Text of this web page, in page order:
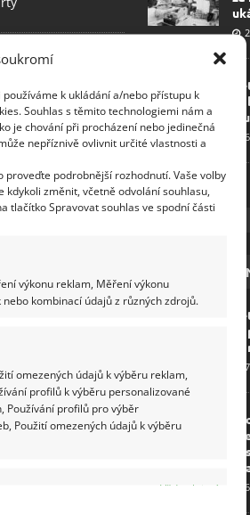
k ukládání a/nebo přístupu k
Souhlas s těmito technologiemi nám a
je chování při procházení nebo jedinečná
nepříznivě ovlivnit určité vlastnosti a
proveďte podrobnější rozhodnutí. Vaše volby
změnit, včetně odvolání souhlasu,
tlačítko Spravovat souhlas ve spodní části
výkonu reklam, Měření výkonu
kombinací údajů z různých zdrojů.
omezených údajů k výběru reklam,
profilů k výběru personalizované
Používání profilů pro výběr
Použití omezených údajů k výběru
Vždy aktivní
ŽHAVÉ